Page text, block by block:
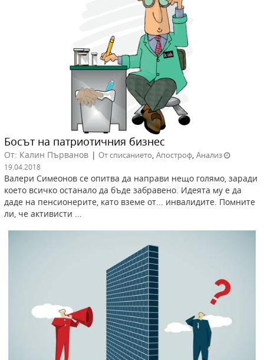
Босът на патриотичния бизнес
От: Калин Първанов | От списанието Апостроф Анализ
19.04.2018
Валери Симеонов се опитва да направи нещо голямо, заради
което всичко останало да бъде забравено. Идеята му е да
даде на пенсионерите, като вземе от... инвалидите. Помните
ли, че активисти ...